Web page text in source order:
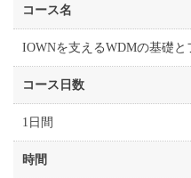
コース名
IOWNを支えるWDMの基礎と
コース日数
1日間
時間